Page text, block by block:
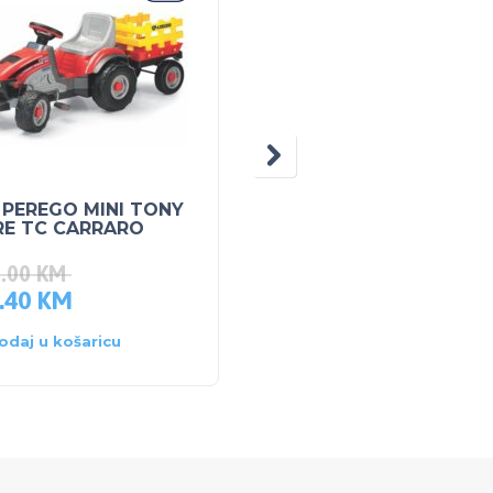
PEREGO MINI TONY
TC CARRARO
KM
KM
u košaricu